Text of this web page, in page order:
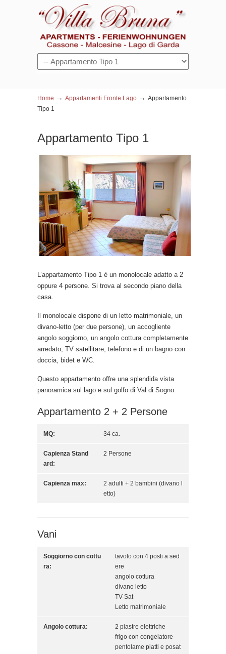
Navigazione
Home → Appartamenti Fronte Lago → Appartamento
Tipo 1
Appartamento Tipo 1
L’appartamento Tipo 1 è un monolocale adatto a 2
oppure 4 persone. Si trova al secondo piano della
casa.
Il monolocale dispone di un letto matrimoniale, un
divano-letto (per due persone), un accogliente
angolo soggiorno, un angolo cottura completamente
arredato, TV satellitare, telefono e di un bagno con
doccia, bidet e WC.
Questo appartamento offre una splendida vista
panoramica sul lago e sul golfo di Val di Sogno.
Appartamento 2 + 2 Persone
MQ: 34 ca.
Capienza Stand
ard:
2 Persone
Capienza max:
2 adulti + 2 bambini (divano l
etto)
Vani
Soggiorno con cottu
ra:
tavolo con 4 posti a sed
ere
angolo cottura
divano letto
TV-Sat
Letto matrimoniale
Angolo cottura:
2 piastre elettriche
frigo con congelatore
pentolame piatti e posat